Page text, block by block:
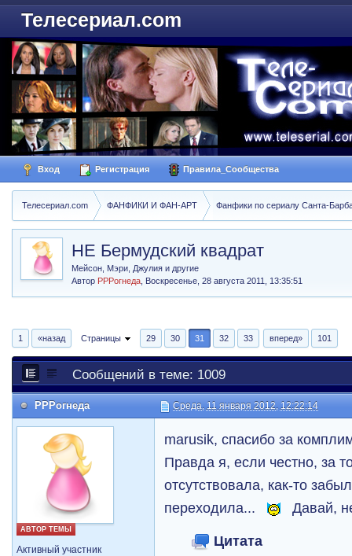
Телесериал.com
Вход Регистрация Правила_Сообщества
Телесериал.com ФАНФИКИ И ФАН-АРТ Фанфики по сериалу Санта-
НЕ Бермудский квадрат
Мейсон, Мэри, Джулия и другие
Автор РРРогнеда Воскресенье, 28 августа 2011, 13:35:51
1 «назад Страницы 29 30 31 32 33 вперед» 101
Сообщений в теме: 1009
РРРогнеда Среда, 11 января 2012, 12:22:14
АВТОР ТЕМЫ
Активный участник
marusik, спасибо за
Правда я, если честно, за
отсутствовала, как-то
переходила...
Давай,
Цитата